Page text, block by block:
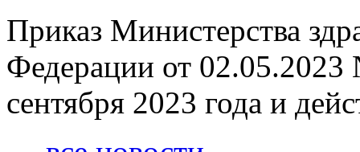
Приказ Министерства
Федерации от 02.05.2023
сентября 2023 года и